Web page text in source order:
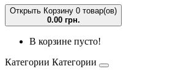
Открыть Корзину 0 товар(ов)
0.00 грн.
В корзине пусто!
Категории Категории